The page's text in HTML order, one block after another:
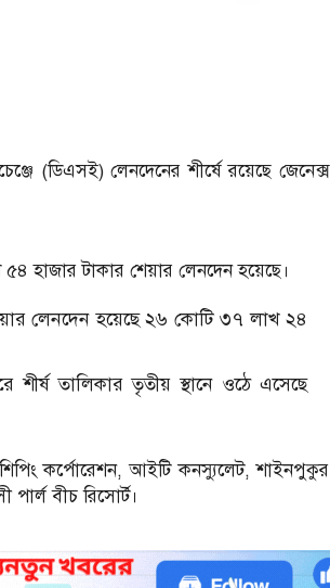
(ডিএসই) লেনদেনের শীর্ষে রয়েছে জেনেক্স
হাজার টাকার শেয়ার লেনদেন হয়েছে।
লেনদেন হয়েছে ২৬ কোটি ৩৭ লাখ ২৪
তালিকার তৃতীয় স্থানে ওঠে এসেছে
কর্পোরেশন, আইটি কনস্যুলেট, শাইনপুকুর
বীচ রিসোর্ট।